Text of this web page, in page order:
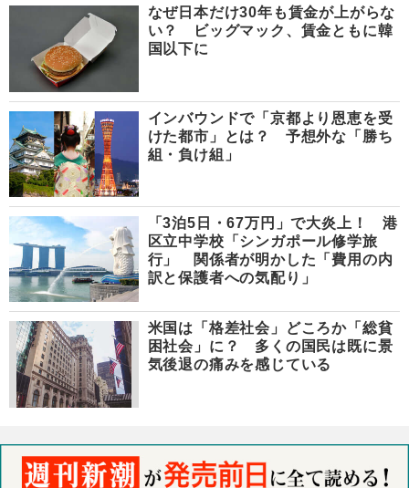
なぜ日本だけ30年も賃金が上がらな
い？ ビッグマック、賃金ともに韓
国以下に
インバウンドで「京都より恩恵を受
けた都市」とは？ 予想外な「勝ち
組・負け組」
「3泊5日・67万円」で大炎上！ 港
区立中学校「シンガポール修学旅
行」 関係者が明かした「費用の内
訳と保護者への気配り」
米国は「格差社会」どころか「総貧
困社会」に？ 多くの国民は既に景
気後退の痛みを感じている